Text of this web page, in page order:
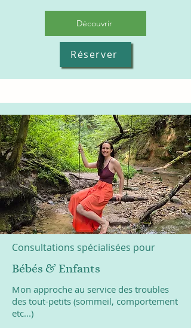
Découvrir
Réserver
Consultations spécialisées pour
Bébés & Enfants
Mon approche au service des troubles
des tout-petits (sommeil, comportement
etc...)